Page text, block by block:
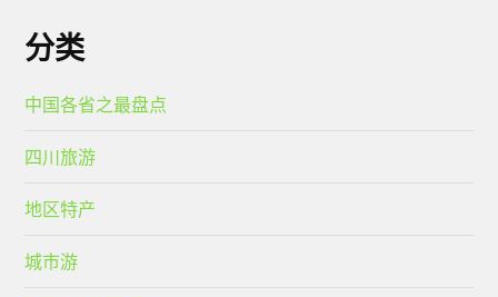
分类
中国各省之最盘点
四川旅游
地区特产
城市游